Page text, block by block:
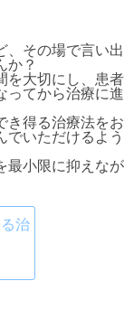
、その場で言い出
か？
を大切にし、患者
ってから治療に進
き得る治療法をお
でいただけるよう
最小限に抑えなが
治